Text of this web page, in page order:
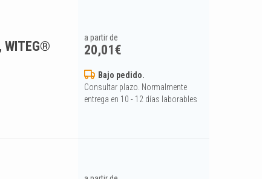
WITEG®
a partir de
20,01€
Bajo pedido.
Consultar plazo. Normalmente
entrega en 10 - 12 días laborables